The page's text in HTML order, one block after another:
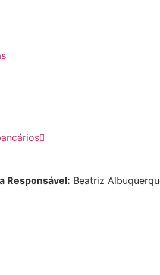
Responsável: Beatriz